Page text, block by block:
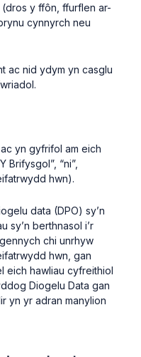
y ffôn, ffurflen ar-
cynnyrch neu
ac nid ydym yn casglu
yn gyfrifol am eich
“ni”,
hwn).
data (DPO) sy’n
sy’n berthnasol i’r
chi unrhyw
hwn, gan
eich hawliau cyfreithiol
Diogelu Data gan
yn yr adran manylion